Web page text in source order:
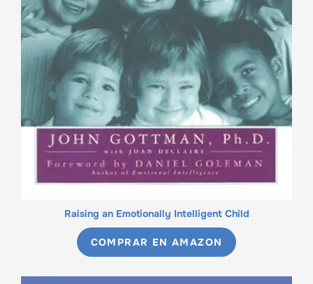
Raising an Emotionally Intelligent Child
COMPRAR EN AMAZON